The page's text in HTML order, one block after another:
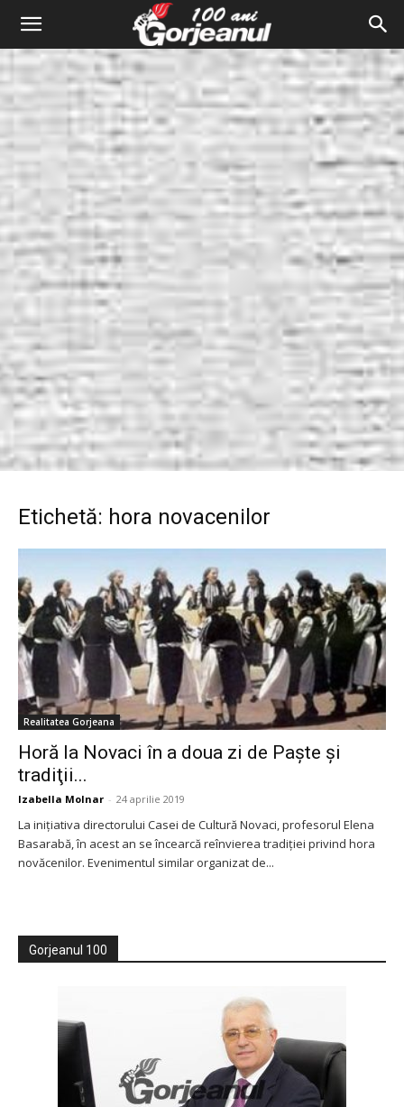
Etichetă: hora novacenilor
Realitatea Gorjeana
Horă la Novaci în a doua zi de Paşte şi
tradiţii...
Izabella Molnar - 24 aprilie 2019
La inițiativa directorului Casei de Cultură Novaci, profesorul Elena
Basarabă, în acest an se încearcă reînvierea tradiției privind hora
novăcenilor. Evenimentul similar organizat de...
Gorjeanul 100